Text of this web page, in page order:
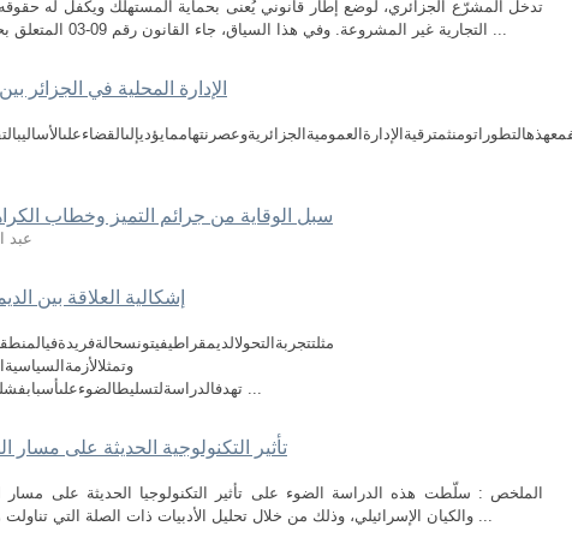
تدخل المشرّع الجزائري، لوضع إطار قانوني يُعنى بحماية المستهلك ويكفل له
التجارية غير المشروعة. وفي هذا السياق، جاء القانون رقم 09-03 المتعلق بحماية المستهلك وقمع الغش، كآلية قانونية ...
الإدارة المحلية في الجزائر
سبل الوقاية من جرائم التميز وخطاب
عبد
إشكالية العلاقة بين
تهدفالدراسةلتسليطالضوءعلىأسبابفشلعمليةالتحولالديمقراطيفيتونس،والدروسال ...
تأثير التكنولوجية الحديثة على مسار
الملخص : سلّطت هذه الدراسة الضوء على تأثير التكنولوجيا الحديثة على مسار
والكيان الإسرائيلي، وذلك من خلال تحليل الأدبيات ذات الصلة التي تناولت هذا الموضوع، وتركز الدراسة على الكيفية ...